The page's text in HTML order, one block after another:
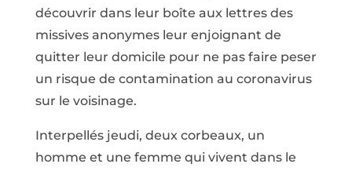
découvrir dans leur boîte aux lettres des
missives anonymes leur enjoignant de
quitter leur domicile pour ne pas faire peser
un risque de contamination au coronavirus
sur le voisinage.
Interpellés jeudi, deux corbeaux, un
homme et une femme qui vivent dans le